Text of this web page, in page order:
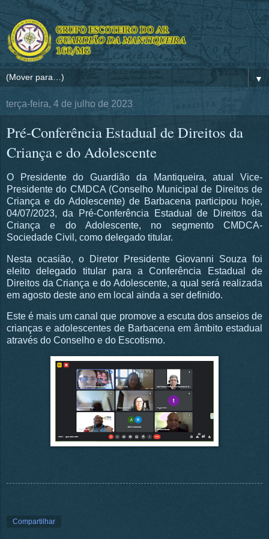
▼
terça-feira, 4 de julho de 2023
Pré-Conferência Estadual de Direitos da
Criança e do Adolescente
O Presidente do Guardião da Mantiqueira, atual Vice-
Presidente do CMDCA (Conselho Municipal de Direitos de
Criança e do Adolescente) de Barbacena participou hoje,
04/07/2023, da Pré-Conferência Estadual de Direitos da
Criança e do Adolescente, no segmento CMDCA-
Sociedade Civil, como delegado titular.
Nesta ocasião, o Diretor Presidente Giovanni Souza foi
eleito delegado titular para a Conferência Estadual de
Direitos da Criança e do Adolescente, a qual será realizada
em agosto deste ano em local ainda a ser definido.
Este é mais um canal que promove a escuta dos anseios de
crianças e adolescentes de Barbacena em âmbito estadual
através do Conselho e do Escotismo.
Compartilhar